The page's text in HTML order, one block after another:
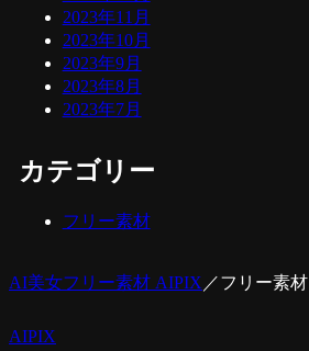
2023年11月
2023年10月
2023年9月
2023年8月
2023年7月
カテゴリー
フリー素材
AI美女フリー素材 AIPIX ／フリー素材
AIPIX